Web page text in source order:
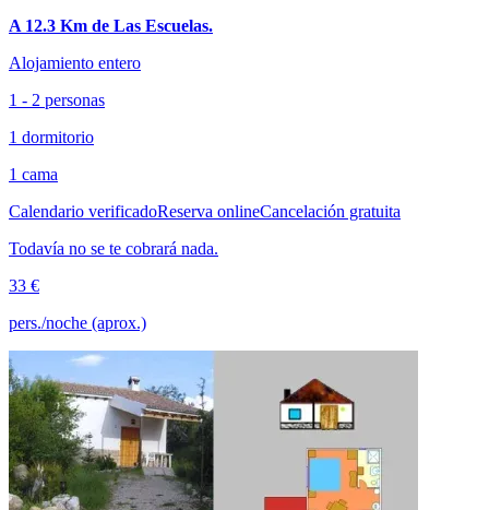
A 12.3 Km de Las Escuelas.
Alojamiento entero
1 - 2 personas
1 dormitorio
1 cama
Calendario verificadoReserva onlineCancelación gratuita
Todavía no se te cobrará nada.
33 €
pers./noche (aprox.)